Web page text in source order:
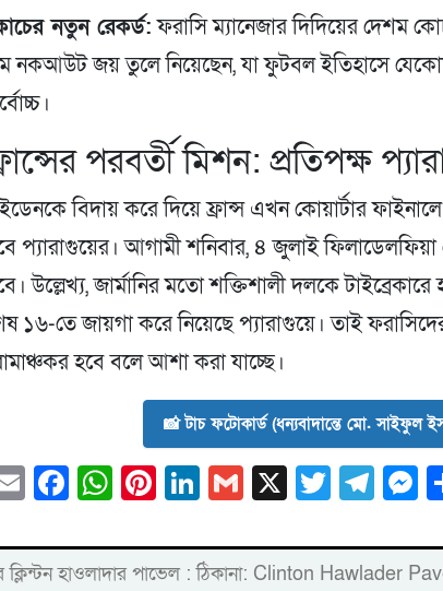
নতুন রেকর্ড:ফরাসি ম্যানেজার দিদিয়ের দেশম
নকআউট জয় তুলে নিয়েছেন, যা ফুটবল ইতিহাসে
পরবর্তী মিশন: প্রতিপক্ষ
বিদায় করে দিয়ে ফ্রান্স এখন কোয়ার্টার
প্যারাগুয়ের। আগামী শনিবার, ৪ জুলাই ফিলাডেলফিয়া
উল্লেখ্য, জার্মানির মতো শক্তিশালী দলকে
১৬-তে জায়গা করে নিয়েছে প্যারাগুয়ে। তাই
হবে বলে আশা করা যাচ্ছে।
📸 টাচ ফটোকার্ড (ধন্যবাদান্তে মো. সাইফুল
EmailFacebook
WhatsApp
Pinterest
LinkedIn
Gmail
X Twitter
ক্লিন্টন হাওলাদার পাভেল : ঠিকানা: Clinton